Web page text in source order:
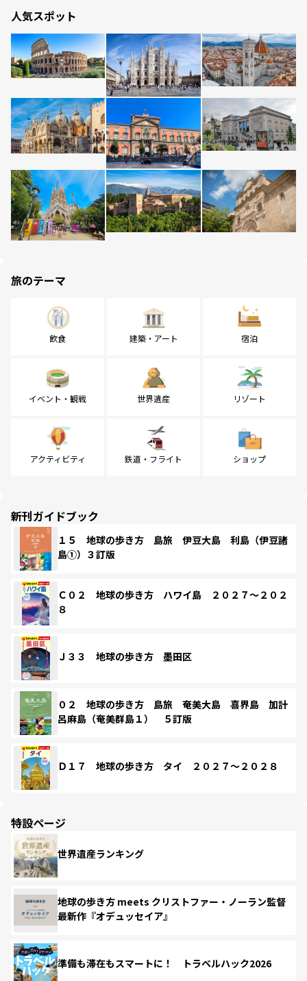
人気スポット
旅のテーマ
飲食 建築・アート 宿泊
イベント・観戦 世界遺産 リゾート
アクティビティ 鉄道・フライト ショップ
新刊ガイドブック
１５ 地球の歩き方 島旅 伊豆大島 利島（伊豆諸
島①）３訂版
Ｃ０２ 地球の歩き方 ハワイ島 ２０２７～２０２
８
Ｊ３３ 地球の歩き方 墨田区
０２ 地球の歩き方 島旅 奄美大島 喜界島 加計
呂麻島（奄美群島１） ５訂版
Ｄ１７ 地球の歩き方 タイ ２０２７～２０２８
特設ページ
世界遺産ランキング
地球の歩き方 meets クリストファー・ノーラン監督
最新作『オデュッセイア』
準備も滞在もスマートに！ トラベルハック2026